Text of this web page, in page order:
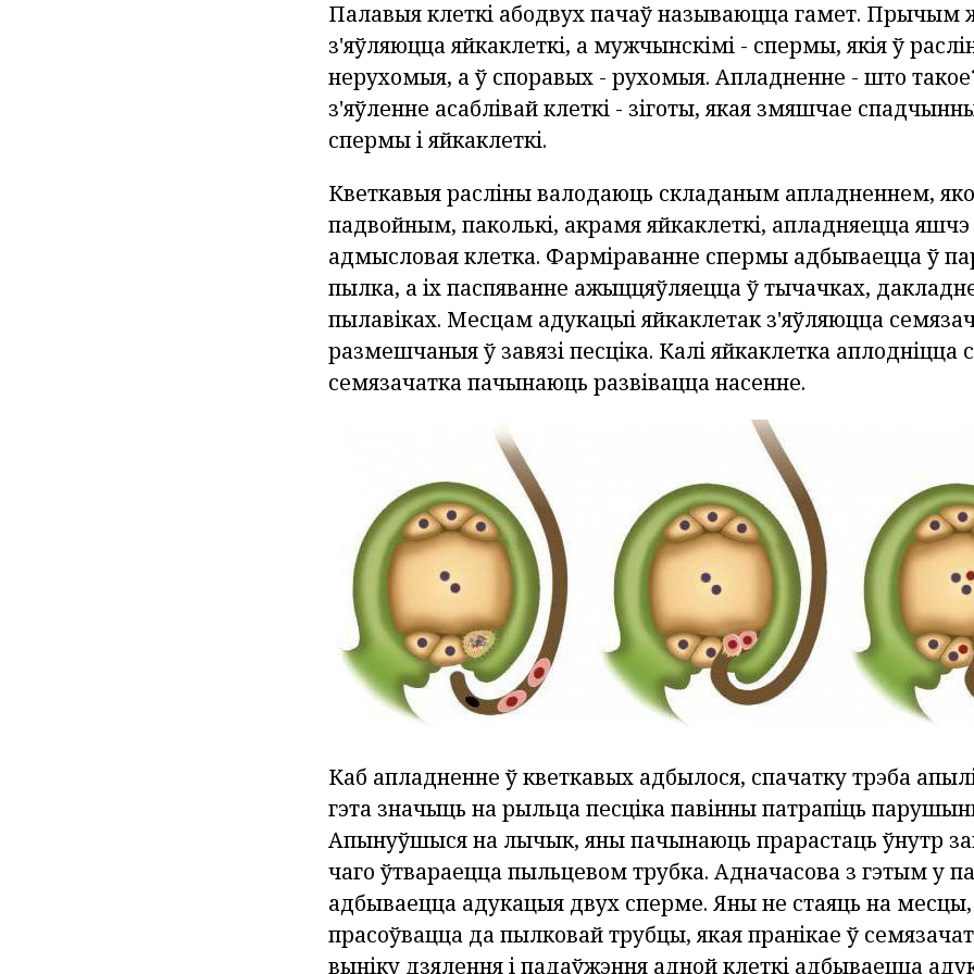
Палавыя клеткі абодвух пачаў называюцца гамет. Прычым
з'яўляюцца яйкаклеткі, а мужчынскімі - спермы, якія ў
нерухомыя, а ў споравых - рухомыя. Апладненне - што
з'яўленне асаблівай клеткі - зіготы, якая змяшчае
спермы і яйкаклеткі.
Кветкавыя расліны валодаюць складаным апладненнем,
падвойным, паколькі, акрамя яйкаклеткі, апладняецца
адмысловая клетка. Фарміраванне спермы адбываецца ў
пылка, а іх паспяванне ажыццяўляецца ў тычачках,
пылавіках. Месцам адукацыі яйкаклетак з'яўляюцца
размешчаныя ў завязі песціка. Калі яйкаклетка аплодніцца
семязачатка пачынаюць развівацца насенне.
Каб апладненне ў кветкавых адбылося, спачатку трэба
гэта значыць на рыльца песціка павінны патрапіць
Апынуўшыся на лычык, яны пачынаюць прарастаць ўнутр
чаго ўтвараецца пыльцевом трубка. Адначасова з гэтым у
адбываецца адукацыя двух сперме. Яны не стаяць на
прасоўвацца да пылковай трубцы, якая пранікае ў
выніку дзялення і падаўжэння адной клеткі адбываецца